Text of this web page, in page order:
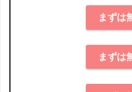
まずは
まずは